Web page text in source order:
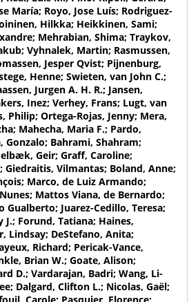
María; Royo, Jose Luís; Rodriguez-
Hilkka; Heikkinen, Sami;
Mehrabian, Shima; Traykov,
Vyhnalek, Martin; Rasmussen,
Jesper Qvist; Pijnenburg,
Henne; Swieten, van John C.;
Jurgen A. H. R.; Jansen,
Inez; Verhey, Frans; Lugt, van
Philip; Ortega-Rojas, Jenny; Mera,
Mahecha, Maria F.; Pardo,
Gonzalo; Bahrami, Shahram;
Geir; Graff, Caroline;
Giedraitis, Vilmantas; Boland, Anne;
Marco, de Luiz Armando;
Mattos Viana, de Bernardo;
Gualberto; Juarez-Cedillo, Teresa;
Forund, Tatiana; Haines,
Lindsay; DeStefano, Anita;
Richard; Pericak-Vance,
Brian W.; Goate, Alison;
D.; Vardarajan, Badri; Wang, Li-
Dalgard, Clifton L.; Nicolas, Gaël;
Carole; Pasquier, Florence;